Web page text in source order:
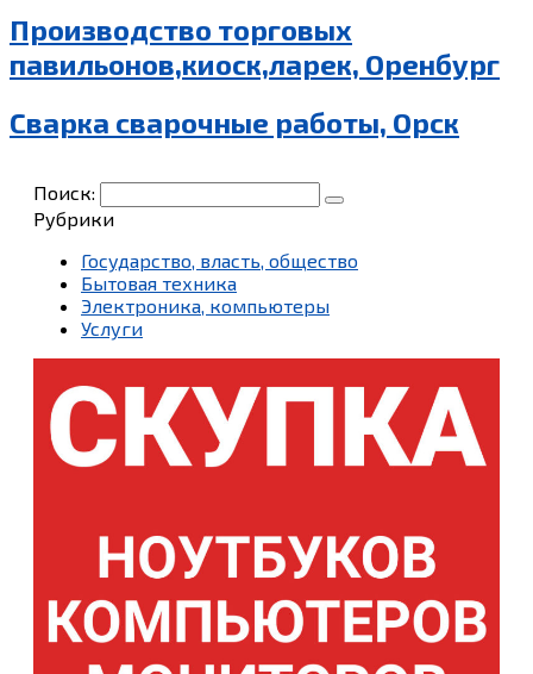
Производство торговых
павильонов,киоск,ларек, Оренбург
Сварка сварочные работы, Орск
Поиск:
Рубрики
Государство, власть, общество
Бытовая техника
Электроника, компьютеры
Услуги